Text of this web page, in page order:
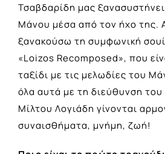
Τσαβδαρίδη μας
Μάνου μέσα από τον ήχο της.
ξανακούσω τη συμφωνική
«Loizos Recomposed», που
ταξίδι με τις μελωδίες του
όλα αυτά με τη διεύθυνση του
Μίλτου Λογιάδη γίνονται
συναισθήματα, μνήμη, ζωή!